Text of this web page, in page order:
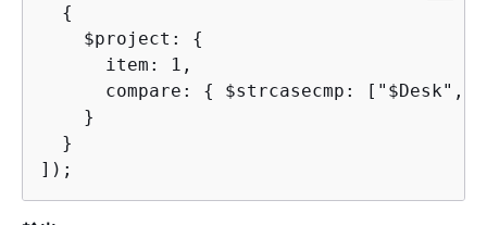
{
    $project:
{
      item: 1,
      compare:
{
$strcasecmp: ["$Desk",
    }
  }
]);